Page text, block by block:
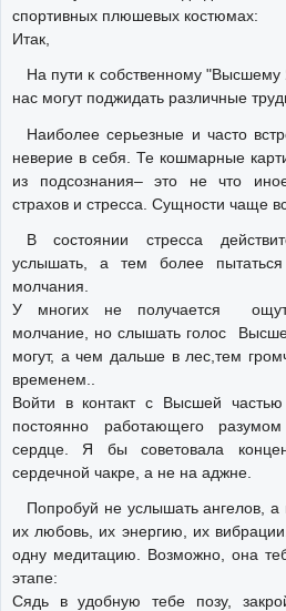
спортивных плюшевых костюмах:
Итак,
На пути к собственному
нас могут поджидать различные
Наиболее серьезные и часто
неверие в себя. Те кошмарные
из подсознания– это не что
страхов и стресса. Сущности чаще
В состоянии стресса
услышать, а тем более пытаться
молчания.
У многих не получается
молчание, но слышать голос
могут, а чем дальше в лес,тем
временем..
Войти в контакт с Высшей
постоянно работающего
сердце. Я бы советовала
сердечной чакре, а не на аджне.
Попробуй не услышать ангелов, а
их любовь, их энергию, их
одну медитацию. Возможно, она
этапе:
Сядь в удобную тебе позу,